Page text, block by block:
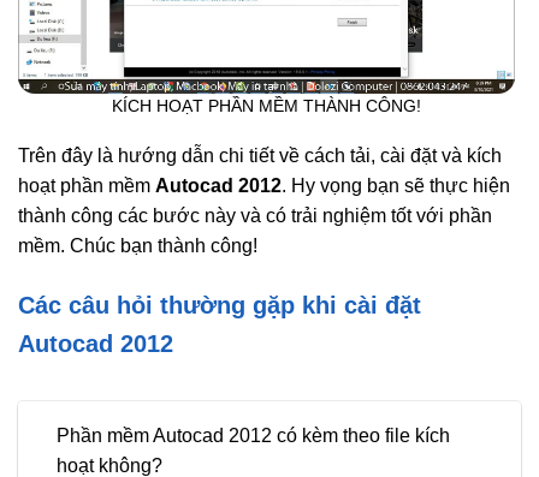
KÍCH HOẠT PHẦN MỀM THÀNH CÔNG!
Trên đây là hướng dẫn chi tiết về cách tải, cài đặt và kích
hoạt phần mềm Autocad 2012. Hy vọng bạn sẽ thực hiện
thành công các bước này và có trải nghiệm tốt với phần
mềm. Chúc bạn thành công!
Các câu hỏi thường gặp khi cài đặt
Autocad 2012
Phần mềm Autocad 2012 có kèm theo file kích
hoạt không?